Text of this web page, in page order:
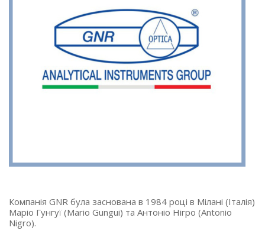
Компанія GNR була заснована в 1984 році в Мілані (Італія)
Маріо Гунгуї (Mario Gungui) та Антоніо Нігро (Antonio
Nigro).